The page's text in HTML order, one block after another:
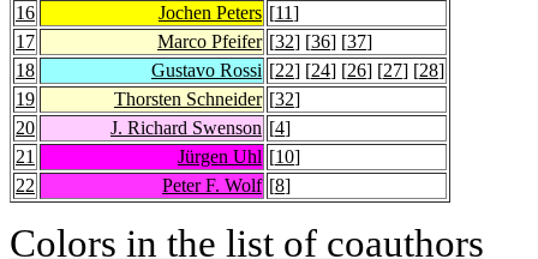
16
Jochen Peters [11]
17
Marco Pfeifer [32] [36] [37]
18
Gustavo Rossi [22] [24] [26] [27] [28]
19
Thorsten Schneider [32]
20
J. Richard Swenson [4]
21
Jürgen Uhl [10]
22
Peter F. Wolf [8]
Colors in the list of coauthors